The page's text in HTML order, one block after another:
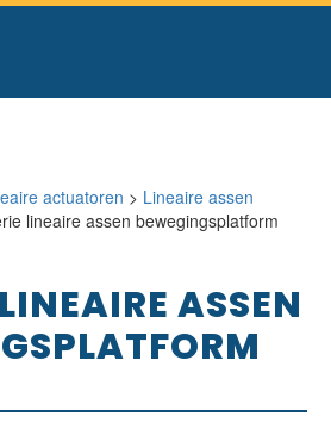
actuatoren > Lineaire assen
lineaire assen bewegingsplatform
ASSEN